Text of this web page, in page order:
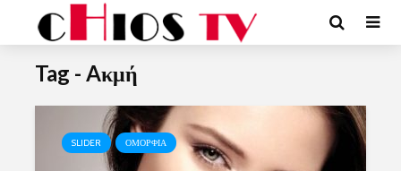
Tag - Aκμή
SLIDER ΟΜΟΡΦΙΑ